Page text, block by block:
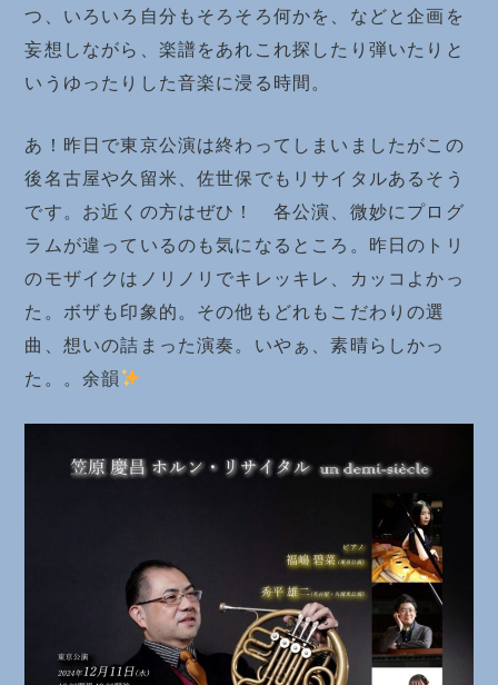
つ、いろいろ自分もそろそろ何かを、などと企画を
妄想しながら、楽譜をあれこれ探したり弾いたりと
いうゆったりした音楽に浸る時間。
あ！昨日で東京公演は終わってしまいましたがこの
後名古屋や久留米、佐世保でもリサイタルあるそう
です。お近くの方はぜひ！ 各公演、微妙にプログ
ラムが違っているのも気になるところ。昨日のトリ
のモザイクはノリノリでキレッキレ、カッコよかっ
た。ボザも印象的。その他もどれもこだわりの選
曲、想いの詰まった演奏。いやぁ、素晴らしかっ
た。。余韻